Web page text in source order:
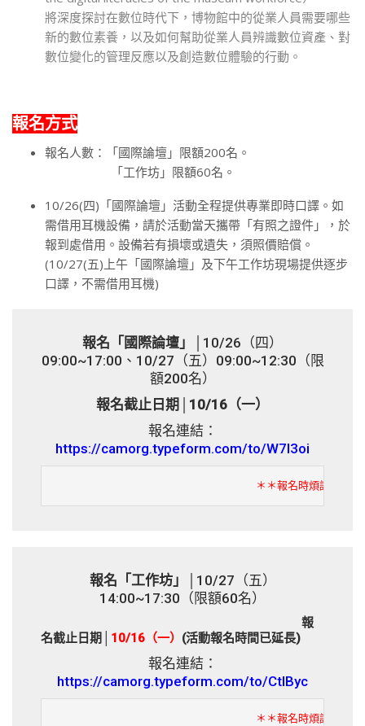
將深度探討在數位時代下，博物館中的從業人員需要哪些
新的數位素養，以及如何幫助從業人員辨識數位資產、對
數位變化的管理反應以及創造數位體驗的行動。
報名方式
報名人數：「國際論壇」限額200名。
「工作坊」限額60名。
10/26(四)「國際論壇」活動全程提供專業即時口譯。如
需借用耳機設備，請於活動當天攜帶「有照之證件」，於
報到處借用。設備若有損壞或遺失，須照價賠償。​
(10/27(五)上午「國際論壇」及下午工作坊現場提供逐步
口譯，不需借用耳機)
報名「國際論壇」
│10/26（四）
09:00~17:00、10/27（五）09:00~12:30（限
額200名）
報名截止日期│10/16（一）
報名連結：
https://camorg.typeform.com/to/W7l3oi
＊＊報名時煩請留意報名
報名「工作坊」
│10/27（五）
14:00~17:30（限額60名）
報
名截止日期│ 10/16（一） (活動報名時間已延長)
報名連結：
https://camorg.typeform.com/to/CtIByc
＊＊報名時煩請留意報名